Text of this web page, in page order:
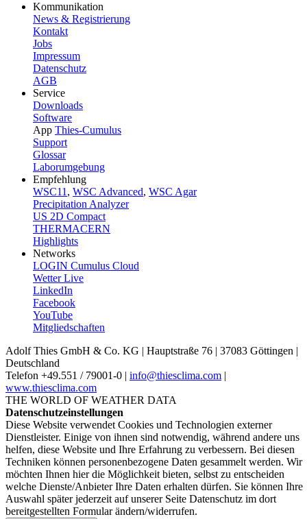
Kommunikation
News & Registrierung
Kontakt
Jobs
Impressum
Datenschutz
AGB
Service
Downloads
Software
App Thies-Cumulus
Support
Glossar
Laborumgebung
Empfehlung
WSC11, WSC Advanced, WSC Agar
Precipitation Analyzer
US 2D Compact
THERMACERN
Highlights
Networks
LOGIN Cumulus Cloud
Wetter Live
LinkedIn
Facebook
YouTube
Mitgliedschaften
Adolf Thies GmbH & Co. KG | Hauptstraße 76 | 37083 Göttingen |
Deutschland
Telefon +49.551 /­ 79001-0 | info@thiesclima.com |
www.thiesclima.com
THE WORLD OF WEATHER DATA
Datenschutzeinstellungen
Diese Website verwendet Cookies und Technologien externer
Dienstleister. Einige von ihnen sind notwendig, während andere uns
helfen, diese Website und Ihre Erfahrung zu verbessern. Bei diesen
Techniken können personenbezogene Daten gesammelt werden. Wir
möchten Ihnen hier die Möglichkeit bieten, selbst zu entscheiden
welche Dienste/­Anbieter Ihre Daten erhalten dürfen. Sie können Ihre
Auswahl später jederzeit auf unserer Seite Datenschutz im dort
bereitgestellten Formular ändern/­widerrufen.